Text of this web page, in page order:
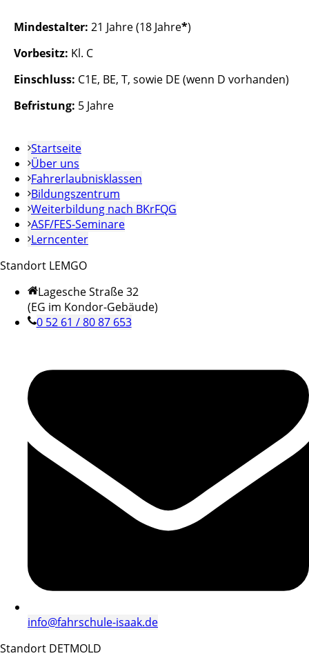
Mindestalter: 21 Jahre (18 Jahre*)
Vorbesitz: Kl. C
Einschluss: C1E, BE, T, sowie DE (wenn D vorhanden)
Befristung: 5 Jahre
Startseite
Über uns
Fahrerlaubnisklassen
Bildungszentrum
Weiterbildung nach BKrFQG
ASF/FES-Seminare
Lerncenter
Standort LEMGO
Lagesche Straße 32
(EG im Kondor-Gebäude)
0 52 61 / 80 87 653
info@fahrschule-isaak.de
Standort DETMOLD